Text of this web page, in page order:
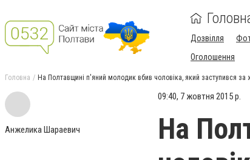
Дозвілля
Оголошення
Головна На Полтавщині п'яний молодик вбив чоловіка, який заступився за
Анжелика Шараевич
09:40, 7 жовтня 2015 р.
На